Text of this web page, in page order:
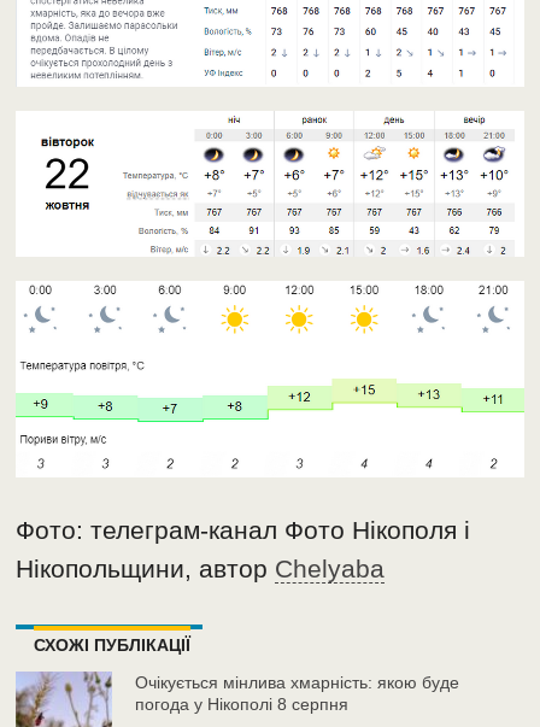
Фото: телеграм-канал Фото Нікополя і
Нікопольщини, автор Chelyaba
СХОЖІ ПУБЛІКАЦІЇ
Очікується мінлива хмарність: якою буде
погода у Нікополі 8 серпня